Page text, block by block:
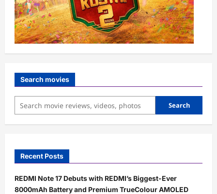
Search movies
Search
Recent Posts
REDMI Note 17 Debuts with REDMI’s Biggest-Ever
8000mAh Battery and Premium TrueColour AMOLED